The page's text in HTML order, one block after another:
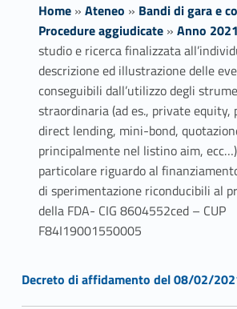
Home» Ateneo » Bandi di gara e
Procedure aggiudicate» Anno 2021
studio e ricerca finalizzata
descrizione ed illustrazione delle
conseguibili dall’utilizzo degli
straordinaria (ad es., private equity,
direct lending, mini-bond,
principalmente nel listino aim,
particolare riguardo al
di sperimentazione riconducibili al
della FDA- CIG 8604552ced – CUP
F84I19001550005
a
Link identifier #identifier__175845-1
Decreto di affidamento del 08/02/